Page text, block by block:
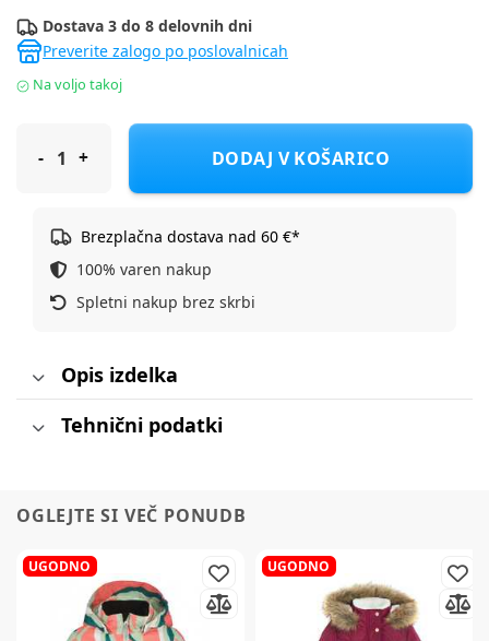
Dostava 3 do 8 delovnih dni
Preverite zalogo po poslovalnicah
Na voljo takoj
Cool Club komplet darilni DR DH LCG2900051-00 DISNEY D
DODAJ V KOŠARICO
Brezplačna dostava nad 60 €*
100% varen nakup
Spletni nakup brez skrbi
Opis izdelka
Tehnični podatki
OGLEJTE SI VEČ PONUDB
UGODNO UGODNO